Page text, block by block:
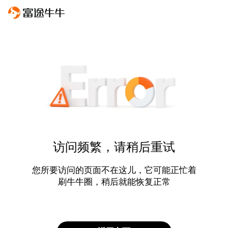
访问频繁，请稍后重试
您所要访问的页面不在这儿，它可能正忙着
刷牛牛圈，稍后就能恢复正常